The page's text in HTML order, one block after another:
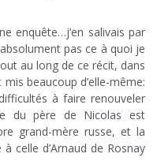
enquête…j’en salivais par
pas ce à quoi je
au long de ce récit, dans
beaucoup d’elle-même:
à faire renouveler
du père de Nicolas est
grand-mère russe, et la
celle d’Arnaud de Rosnay